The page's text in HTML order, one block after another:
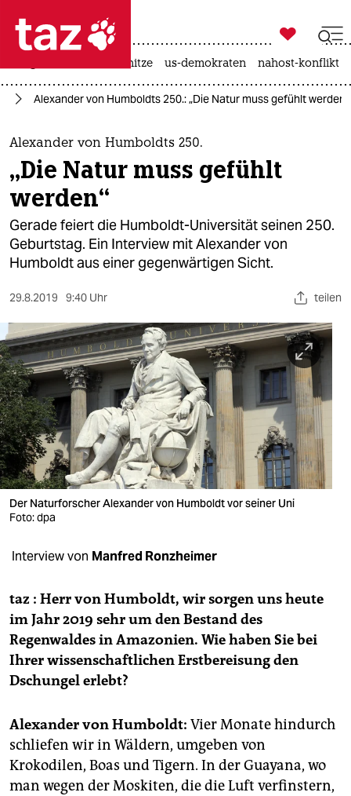
 taz zahl ich
taz zahl ich
themen
politik
öko
gesellschaft
sport
berlin
nord
wahrheit
verlag
verlag
veranstaltungen
shop
unterstützen
abo
genossenschaft

taz zahl ich
hitze us-demokraten nahost-konflikt
Alexander von Humboldts 250.: „Die Natur muss gefühlt werden“
Alexander von Humboldts 250.
„Die Natur muss gefühlt
werden“
Gerade feiert die Humboldt-Universität seinen 250.
Geburtstag. Ein Interview mit Alexander von
Humboldt aus einer gegenwärtigen Sicht.
29.8.2019 9:40 Uhr teilen
Der Naturforscher Alexander von Humboldt vor seiner Uni
Foto: dpa
Interview von Manfred Ronzheimer
taz : Herr von Humboldt, wir sorgen uns heute
im Jahr 2019 sehr um den Bestand des
Regenwaldes in Amazonien. Wie haben Sie bei
Ihrer wissenschaftlichen Erstbereisung den
Dschungel erlebt?
Alexander von Humboldt: Vier Monate hindurch
schliefen wir in Wäldern, umgeben von
Krokodilen, Boas und Tigern. In der Guayana, wo
man wegen der Moskiten, die die Luft verfinstern,